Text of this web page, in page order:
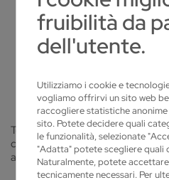
fruibilità da
dell'utente.
Utilizziamo i cookie e
vogliamo offrirvi un sito web
raccogliere statistiche
sito. Potete decidere quali
le funzionalità, selezionate
"Adatta" potete scegliere quali
Naturalmente, potete
tecnicamente necessari. Per
ATTUALITÀ
ABBIAMO MOLTO
Tendenze attuali, nuovi prodotti o
clienti: Qui troverà informazioni
acquisterà impressioni degli